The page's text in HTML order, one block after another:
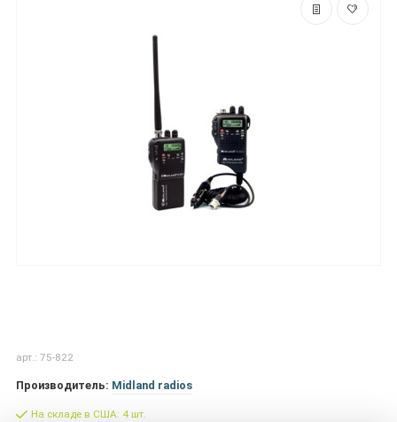
арт.: 75-822
Производитель: Midland radios
На складе в США: 4 шт.